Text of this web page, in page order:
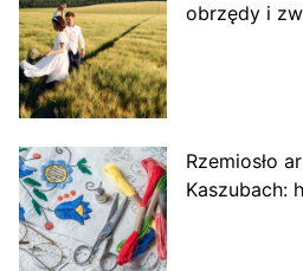
obrzędy i
Rzemiosło
Kaszubach: